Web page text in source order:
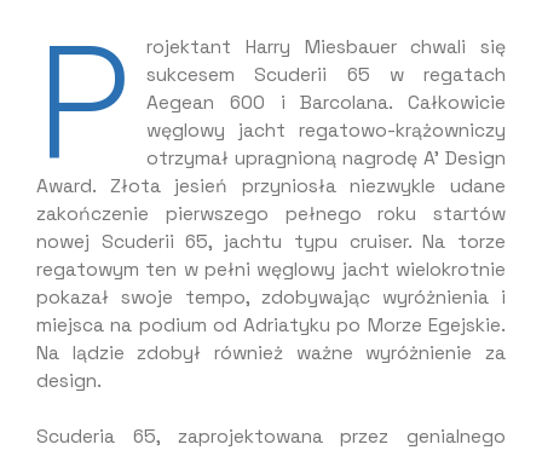
P
rojektant Harry Miesbauer chwali się
sukcesem Scuderii 65 w regatach
Aegean 600 i Barcolana. Całkowicie
węglowy jacht regatowo-krążowniczy
otrzymał upragnioną nagrodę A’ Design
Award. Złota jesień przyniosła niezwykle udane
zakończenie pierwszego pełnego roku startów
nowej Scuderii 65, jachtu typu cruiser. Na torze
regatowym ten w pełni węglowy jacht wielokrotnie
pokazał swoje tempo, zdobywając wyróżnienia i
miejsca na podium od Adriatyku po Morze Egejskie.
Na lądzie zdobył również ważne wyróżnienie za
design.
Scuderia 65, zaprojektowana przez genialnego